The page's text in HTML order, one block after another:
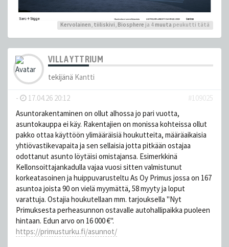
Kervolainen, tiiliskivi, Biosphere ja 4 muuta peukutti tätä
VILLA YTTRIUM
tekijänä Kantti
- 17.04.26 20:12
#109025
Asuntorakentaminen on ollut alhossa jo pari vuotta,
asuntokauppa ei käy. Rakentajien on monissa kohteissa ollut
pakko ottaa käyttöön ylimääräisiä houkutteita, määräaikaisia
yhtiövastikevapaita ja sen sellaisia jotta pitkään ostajaa
odottanut asunto löytäisi omistajansa. Esimerkkinä
Kellonsoittajankadulla vajaa vuosi sitten valmistunut
korkeatasoinen ja huippuvarusteltu As Oy Primus jossa on 167
asuntoa joista 90 on vielä myymättä, 58 myyty ja loput
varattuja. Ostajia houkutellaan mm. tarjouksella "Nyt
Primuksesta perheasunnon ostavalle autohallipaikka puoleen
hintaan. Edun arvo on 16 000 €".
https://primusturku.fi/asunnot/